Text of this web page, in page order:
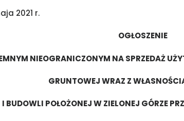
2021 r.
OGŁOSZENIE
NIEOGRANICZONYM NA SPRZEDAŻ
GRUNTOWEJ WRAZ Z
I BUDOWLI POŁOŻONEJ W ZIELONEJ GÓRZE